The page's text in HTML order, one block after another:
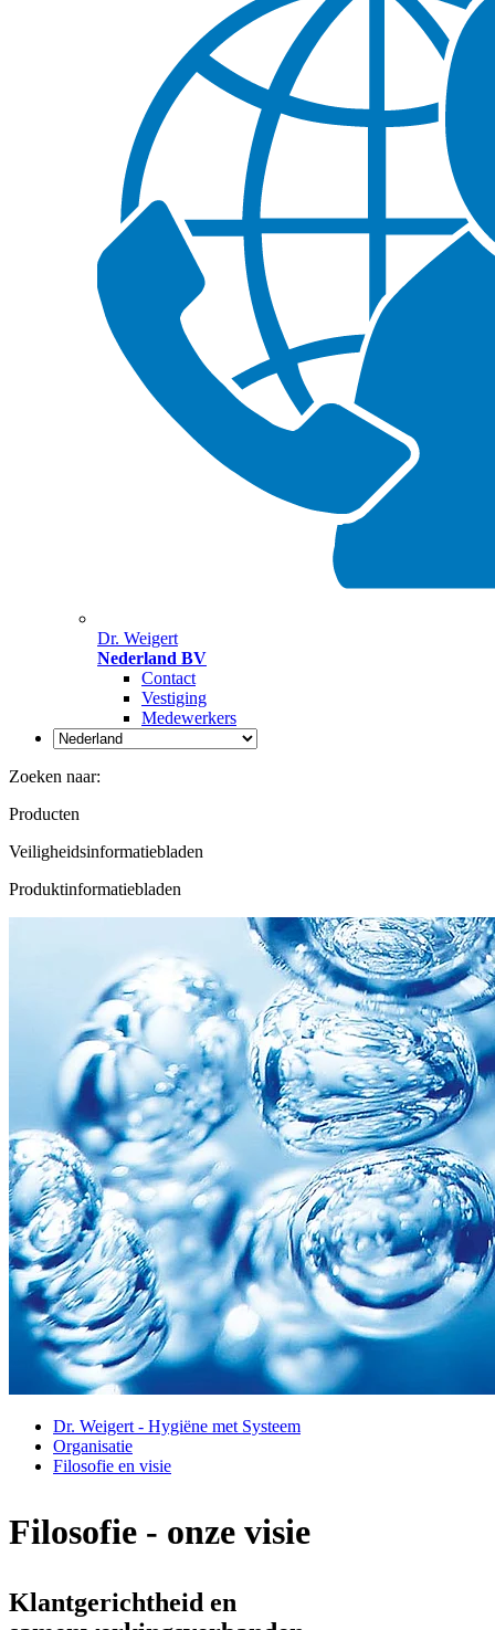
Dr. Weigert
Nederland BV
Contact
Vestiging
Medewerkers
Zoeken naar:
Producten
Veiligheidsinformatiebladen
Produktinformatiebladen
Dr. Weigert - Hygiëne met Systeem
Organisatie
Filosofie en visie
Filosofie - onze visie
Klantgerichtheid en